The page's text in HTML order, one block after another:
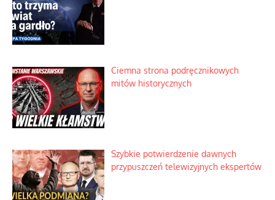
Ciemna strona podręcznikowych
mitów historycznych
Szybkie potwierdzenie dawnych
przypuszczeń telewizyjnych ekspertów